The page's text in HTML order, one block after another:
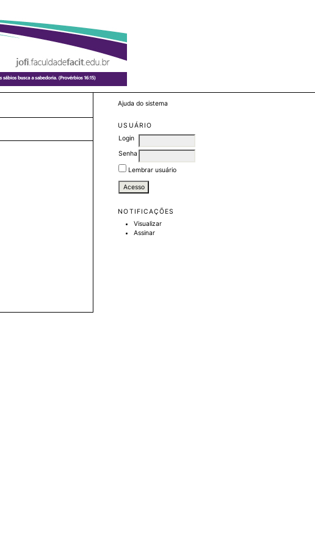
Ajuda do sistema
USUÁRIO
Login
Senha
Lembrar usuário
NOTIFICAÇÕES
Visualizar
Assinar